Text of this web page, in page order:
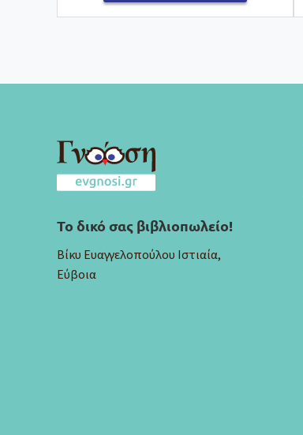
Το δικό σας βιβλιοπωλείο!
Βίκυ Ευαγγελοπούλου Ιστιαία,
Εύβοια